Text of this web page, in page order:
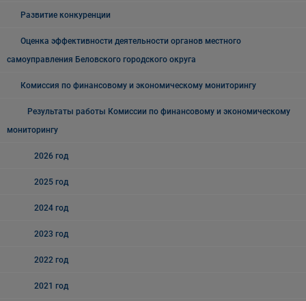
Развитие конкуренции
Оценка эффективности деятельности органов местного
самоуправления Беловского городского округа
Комиссия по финансовому и экономическому мониторингу
Результаты работы Комиссии по финансовому и экономическому
мониторингу
2026 год
2025 год
2024 год
2023 год
2022 год
2021 год